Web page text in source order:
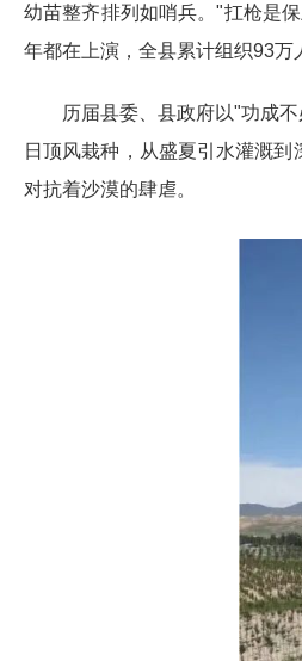
幼苗整齐排列如哨兵。"扛枪是
年都在上演，全县累计组织93
历届县委、县政府以"功成
日顶风栽种，从盛夏引水灌溉
对抗着沙漠的肆虐。